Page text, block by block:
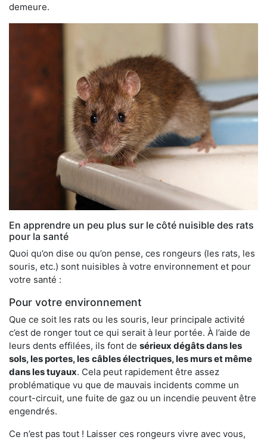
demeure.
En apprendre un peu plus sur le côté nuisible des rats
pour la santé
Quoi qu’on dise ou qu’on pense, ces rongeurs (les rats, les
souris, etc.) sont nuisibles à votre environnement et pour
votre santé :
Pour votre environnement
Que ce soit les rats ou les souris, leur principale activité
c’est de ronger tout ce qui serait à leur portée. À l’aide de
leurs dents effilées, ils font de sérieux dégâts dans les
sols, les portes, les câbles électriques, les murs et même
dans les tuyaux. Cela peut rapidement être assez
problématique vu que de mauvais incidents comme un
court-circuit, une fuite de gaz ou un incendie peuvent être
engendrés.
Ce n’est pas tout ! Laisser ces rongeurs vivre avec vous,